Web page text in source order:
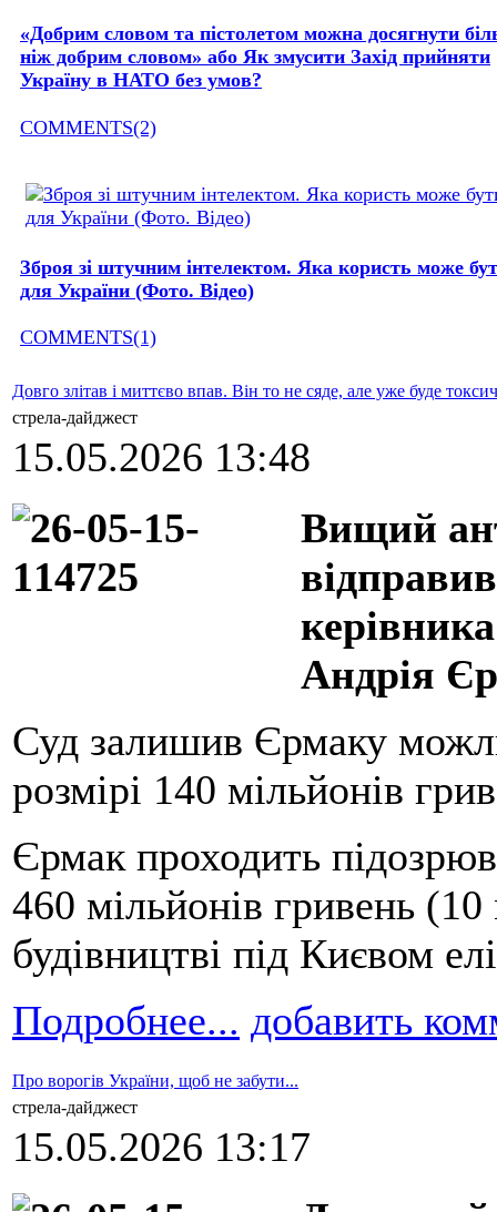
«Добрим словом та пістолетом можна досягнути
ніж добрим словом» або Як змусити Захід прийняти
Україну в НАТО без умов?
COMMENTS(2)
Зброя зі штучним інтелектом. Яка користь може
для України (Фото. Відео)
COMMENTS(1)
Довго злітав і миттєво впав. Він то не сяде, але уже буде
стрела-дайджест
15.05.2026 13:48
Вищий
Андрія
Суд залишив Єрмаку
розмірі 140 мільйонів
Єрмак проходить
460 мільйонів гривень (10
будівництві під Києвом
Подробнее... добавить
Про ворогів України, щоб не забути...
стрела-дайджест
15.05.2026 13:17